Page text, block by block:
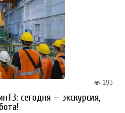
193
сегодня — экскурсия,